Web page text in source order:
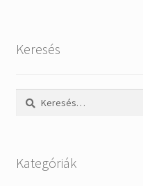
Keresés
Keresés:
Kategóriák